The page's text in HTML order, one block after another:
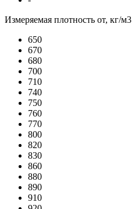
Измеряемая плотность от, кг/м3
650
670
680
700
710
740
750
760
770
800
820
830
860
880
890
910